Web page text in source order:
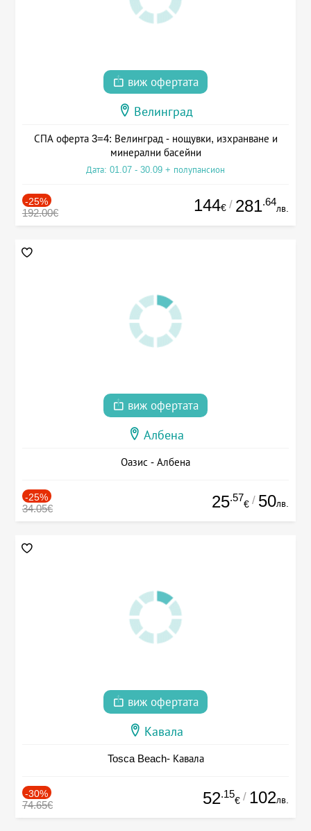
виж офертата
Велинград
СПА оферта 3=4: Велинград - нощувки, изхранване и
минерални басейни
Дата: 01.07 - 30.09 + полупансион
-25%
192.00€ 144€ / 281.64
лв.
виж офертата
Албена
Оазис - Албена
-25%
34.05€ 25.57
€ / 50лв.
виж офертата
Кавала
Tosca Beach- Кавала
-30%
74.65€ 52.15
€ / 102лв.